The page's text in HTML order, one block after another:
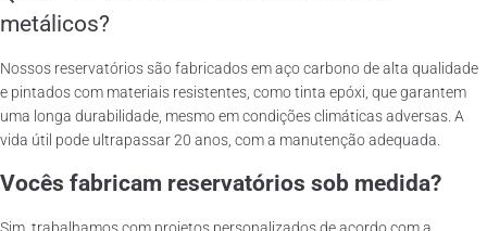
metálicos?
Nossos reservatórios são fabricados em aço carbono de alta qualidade
e pintados com materiais resistentes, como tinta epóxi, que garantem
uma longa durabilidade, mesmo em condições climáticas adversas. A
vida útil pode ultrapassar 20 anos, com a manutenção adequada.
Vocês fabricam reservatórios sob medida?